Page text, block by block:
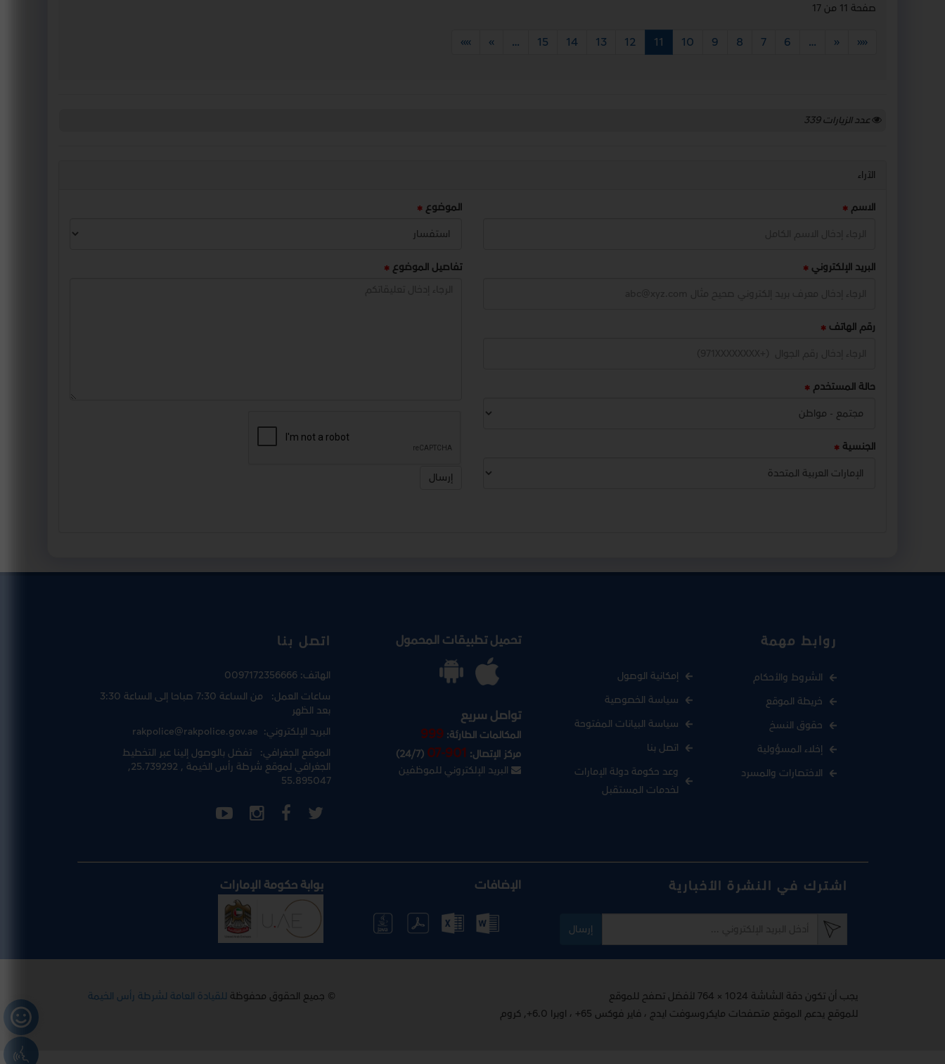
صفحة 11 من 17
««
«
…
6
7
8
9
10
11
12
13
14
15
…
»
»»
عدد الزيارات339
الآراء
الاسم
البريد الإلكتروني
رقم الهاتف
حالة المستخدم
الجنسية
الموضوع
تفاصيل الموضوع
إرسال
روابط مهمة
الشروط والأحكام
خريطة الموقع
حقوق النسخ
إخلاء المسؤولية
الاختصارات والمسرد
إمكانية الوصول
سياسة الخصوصية
سياسة البيانات المفتوحة
اتصل بنا
وعد حكومة دولة الإمارات
لخدمات المستقبل
تحميل تطبيقات المحمول
تواصل سريع
المكالمات الطارئة:999
مركز الإتصال: 07-901
(24/7)
البريد الإلكتروني للموظفين
اتصل بنا
الهاتف:0097172356666
ساعات العمل:
من الساعة 7:30 صباحا إلى الساعة 3:30
بعد الظهر
البريد الإلكتروني:
الموقع الجغرافي:
تفضل بالوصول إلينا عبر التخطيط
الجغرافي لموقع شرطة رأس الخيمة
, 25.739292,
55.895047
اشترك في النشرة الأخبارية
إرسال
الإضافات بوابة حكومة الإمارات
يجب أن تكون دقة الشاشة 1024 × 764 لأفضل تصفح للموقع
للموقع يدعم الموقع متصفحات مايكروسوفت ايدج ، فاير فوكس 65+ ، اوبرا 6.0+, كروم
© جميع الحقوق محفوظة للقيادة العامة لشرطة رأس الخيمة